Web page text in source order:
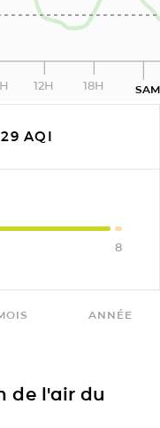
12H 18H SAM
29 AQI
8
ANNÉE
de l'air du